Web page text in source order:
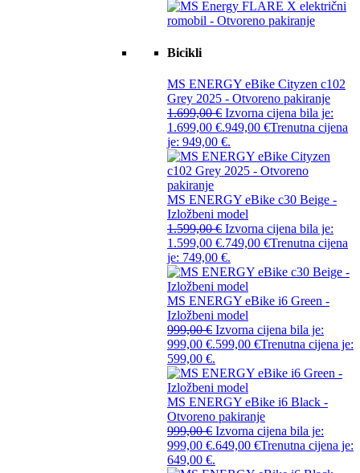
Bicikli
MS ENERGY eBike Cityzen c102
Grey 2025 - Otvoreno pakiranje
1.699,00€ Izvorna cijena bila je:
1.699,00 €.949,00 €Trenutna cijena
je: 949,00 €.
MS ENERGY eBike c30 Beige -
Izložbeni model
1.599,00€ Izvorna cijena bila je:
1.599,00 €.749,00 €Trenutna cijena
je: 749,00 €.
MS ENERGY eBike i6 Green -
Izložbeni model
999,00€ Izvorna cijena bila je:
999,00 €.599,00 €Trenutna cijena je:
599,00 €.
MS ENERGY eBike i6 Black -
Otvoreno pakiranje
999,00€ Izvorna cijena bila je:
999,00 €.649,00 €Trenutna cijena je:
649,00 €.